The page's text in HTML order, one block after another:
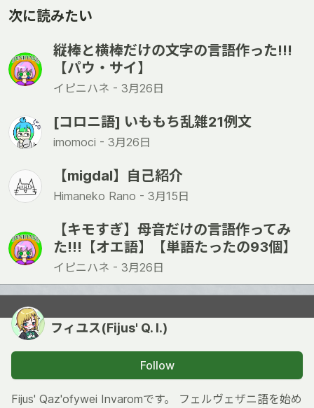
次に読みたい
縦棒と横棒だけの文字の言語作った!!!
【パウ・サイ】
イピニハネ - 3月26日
[コロニ語] いももち乱雑21例文
imomoci - 3月26日
【migdal】自己紹介
Himaneko Rano - 3月15日
【キモすぎ】母音だけの言語作ってみ
た!!!【オエ語】【単語たったの93個】
イピニハネ - 3月26日
フィユス(Fijus' Q. I.)
Follow
Fijus' Qaz'ofywei Invaromです。 フェルヴェザニ語を始め